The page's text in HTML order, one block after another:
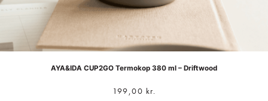
AYA&IDA CUP2GO Termokop 380 ml – Driftwood
199,00 kr.